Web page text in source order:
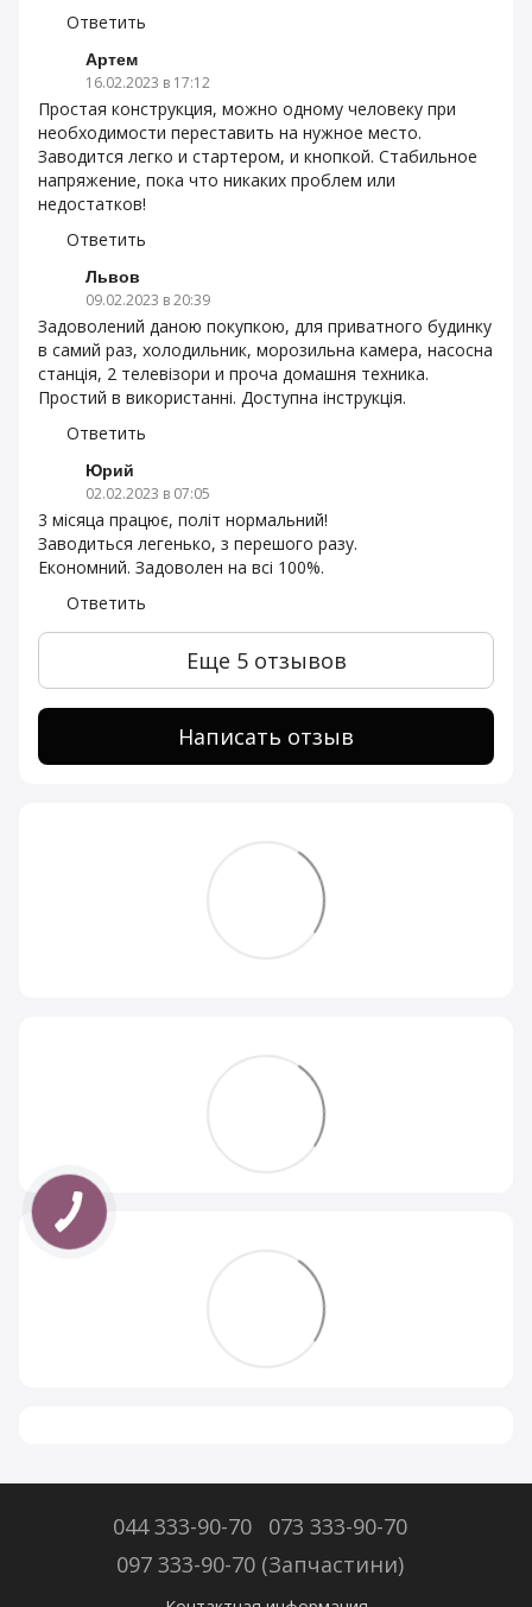
Ответить
Артем
16.02.2023 в 17:12
Простая конструкция, можно одному человеку при
необходимости переставить на нужное место.
Заводится легко и стартером, и кнопкой. Стабильное
напряжение, пока что никаких проблем или
недостатков!
Ответить
Львов
09.02.2023 в 20:39
Задоволений даною покупкою, для приватного будинку
в самий раз, холодильник, морозильна камера, насосна
станція, 2 телевізори и проча домашня техника.
Простий в використанні. Доступна інструкція.
Ответить
Юрий
02.02.2023 в 07:05
3 місяца працює, політ нормальний!
Заводиться легенько, з перешого разу.
Економний. Задоволен на всі 100%.
Ответить
Еще 5 отзывов
Написать отзыв
044 333-90-70
073 333-90-70
097 333-90-70 (Запчастини)